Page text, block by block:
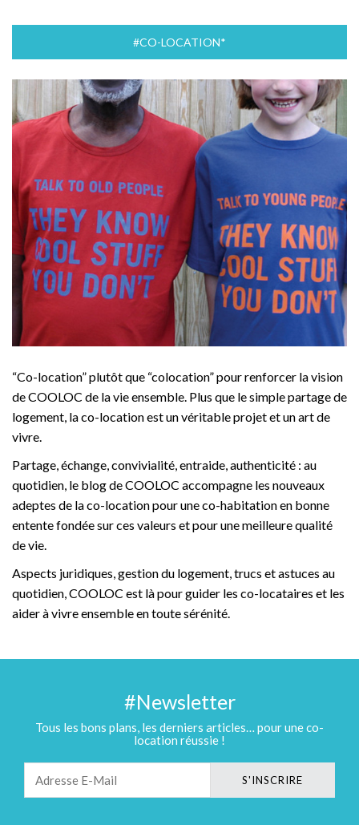
#CO-LOCATION*
“Co-location” plutôt que “colocation” pour renforcer la vision
de COOLOC de la vie ensemble. Plus que le simple partage de
logement, la co-location est un véritable projet et un art de
vivre.
Partage, échange, convivialité, entraide, authenticité : au
quotidien, le blog de COOLOC accompagne les nouveaux
adeptes de la co-location pour une co-habitation en bonne
entente fondée sur ces valeurs et pour une meilleure qualité
de vie.
Aspects juridiques, gestion du logement, trucs et astuces au
quotidien, COOLOC est là pour guider les co-locataires et les
aider à vivre ensemble en toute sérénité.
#Newsletter
Tous les bons plans, les derniers articles… pour une co-
location réussie !